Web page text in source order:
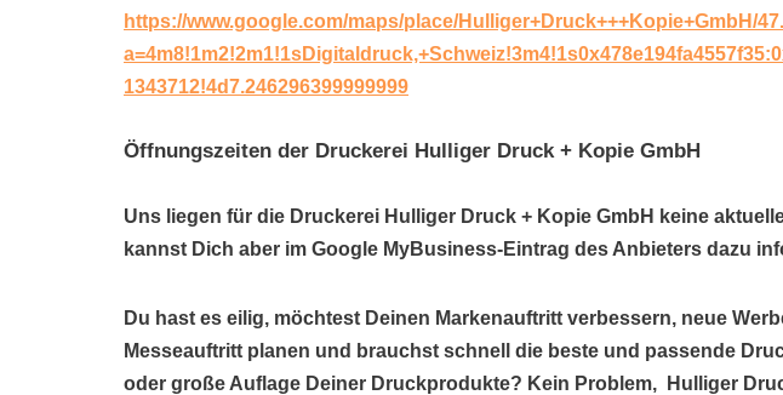
https://www.google.com/maps/place/Hulliger+Druck+++Kopie+GmbH/
1343712!4d7.246296399999999
Öffnungszeiten der Druckerei Hulliger Druck + Kopie GmbH
Uns liegen für die Druckerei Hulliger Druck + Kopie GmbH keine
kannst Dich aber im Google MyBusiness-Eintrag des Anbieters dazu
Du hast es eilig, möchtest Deinen Markenauftritt verbessern, neue
Messeauftritt planen und brauchst schnell die beste und passende
oder große Auflage Deiner Druckprodukte? Kein Problem, Hulliger